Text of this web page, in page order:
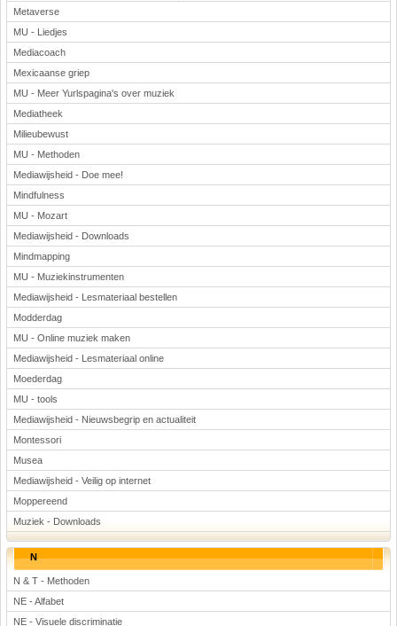
Metaverse
MU - Liedjes
Mediacoach
Mexicaanse griep
MU - Meer Yurlspagina's over muziek
Mediatheek
Milieubewust
MU - Methoden
Mediawijsheid - Doe mee!
Mindfulness
MU - Mozart
Mediawijsheid - Downloads
Mindmapping
MU - Muziekinstrumenten
Mediawijsheid - Lesmateriaal bestellen
Modderdag
MU - Online muziek maken
Mediawijsheid - Lesmateriaal online
Moederdag
MU - tools
Mediawijsheid - Nieuwsbegrip en actualiteit
Montessori
Musea
Mediawijsheid - Veilig op internet
Moppereend
Muziek - Downloads
N
N & T - Methoden
NE - Alfabet
NE - Visuele discriminatie